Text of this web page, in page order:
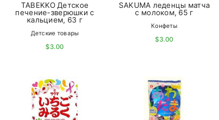
TABEKKO Детское
печение-зверюшки с
кальцием, 63 г
Детские товары
$3.00
SAKUMA леденцы матча
с молоком, 65 г
Конфеты
$3.00